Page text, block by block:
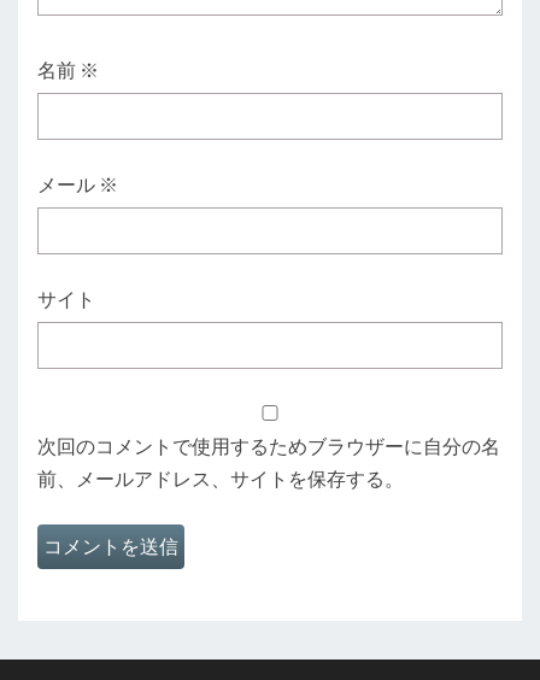
名前 ※
メール ※
サイト
次回のコメントで使用するためブラウザーに自分の名
前、メールアドレス、サイトを保存する。